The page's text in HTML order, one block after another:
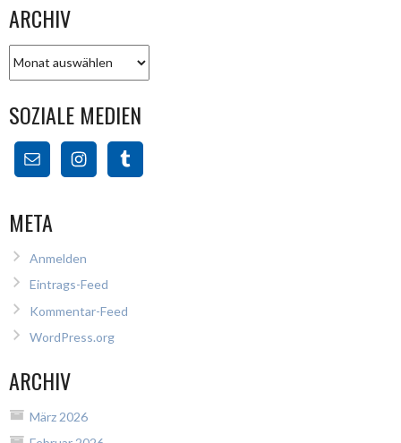
ARCHIV
SOZIALE MEDIEN
META
Anmelden
Eintrags-Feed
Kommentar-Feed
WordPress.org
ARCHIV
März 2026